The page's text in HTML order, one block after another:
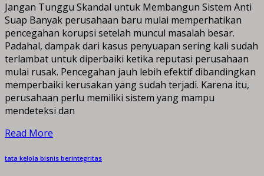
Jangan Tunggu Skandal untuk Membangun Sistem Anti
Suap Banyak perusahaan baru mulai memperhatikan
pencegahan korupsi setelah muncul masalah besar.
Padahal, dampak dari kasus penyuapan sering kali sudah
terlambat untuk diperbaiki ketika reputasi perusahaan
mulai rusak. Pencegahan jauh lebih efektif dibandingkan
memperbaiki kerusakan yang sudah terjadi. Karena itu,
perusahaan perlu memiliki sistem yang mampu
mendeteksi dan
Read More
tata kelola bisnis berintegritas